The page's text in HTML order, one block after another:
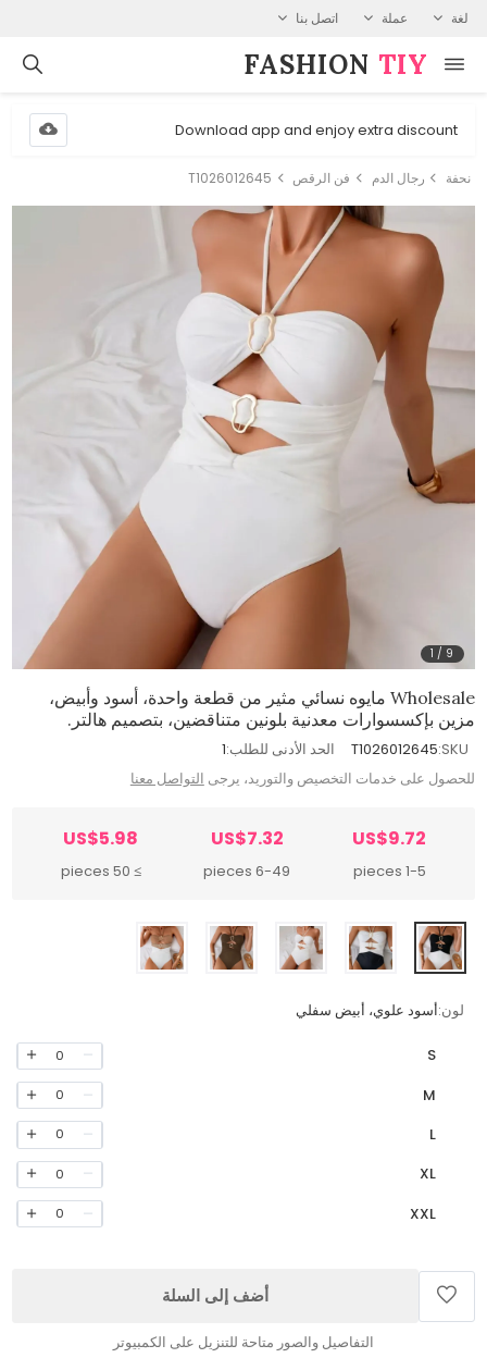
لغة عملة اتصل بنا
FASHION⁠ TIY
Download app and enjoy extra discount
نحفة رجال الدم فن الرقص T1026012645
1 / 9
Wholesale مايوه نسائي مثير من قطعة واحدة، أسود وأبيض،
مزين بإكسسوارات معدنية بلونين متناقضين، بتصميم هالتر.
SKU:
T1026012645 الحد الأدنى للطلب:1
للحصول على خدمات التخصيص والتوريد، يرجى التواصل معنا
US$9.72
1-5 pieces
US$7.32
6-49 pieces
US$5.98
≥ 50 pieces
لون:أسود علوي، أبيض سفلي
S
0
M
0
L
0
XL
0
XXL
0
أضف إلى السلة
التفاصيل والصور متاحة للتنزيل على الكمبيوتر